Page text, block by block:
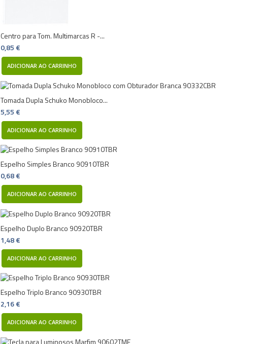
Centro para Tom. Multimarcas R -...
0,85 €
ADICIONAR AO CARRINHO
Tomada Dupla Schuko Monobloco...
5,55 €
ADICIONAR AO CARRINHO
Espelho Simples Branco 90910TBR
0,68 €
ADICIONAR AO CARRINHO
Espelho Duplo Branco 90920TBR
1,48 €
ADICIONAR AO CARRINHO
Espelho Triplo Branco 90930TBR
2,16 €
ADICIONAR AO CARRINHO